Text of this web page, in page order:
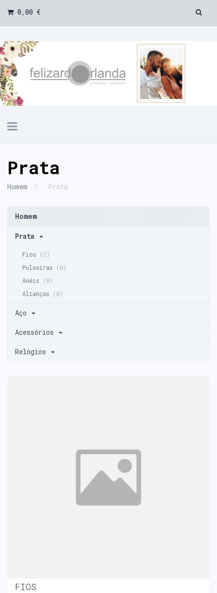
0,00 €
Toggle
Prata
Homem Prata
Homem
Prata
Fios
(2)
Pulseiras
(0)
Anéis
(0)
Alianças
(0)
Aço
Acessórios
Relógios
FIOS